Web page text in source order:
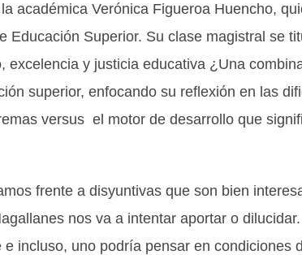
académica Verónica Figueroa Huencho,
Educación Superior. Su clase magistral se
excelencia y justicia educativa ¿Una
superior, enfocando su reflexión en las
versus el motor de desarrollo que
frente a disyuntivas que son bien
nos va a intentar aportar o
incluso, uno podría pensar en condiciones